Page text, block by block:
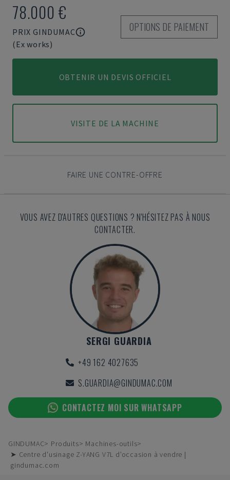
78.000 €
PRIX GINDUMAC
(Ex works)
OPTIONS DE PAIEMENT
OBTENIR UN DEVIS OFFICIEL
VISITE DE LA MACHINE
FAIRE UNE CONTRE-OFFRE
VOUS AVEZ D'AUTRES QUESTIONS ? N'HÉSITEZ PAS À NOUS
CONTACTER.
SERGI GUARDIA
+49 162 4027635
S.GUARDIA@GINDUMAC.COM
CONTACTEZ MOI SUR WHATSAPP
GINDUMAC Produits
Machines-outils
➤ Centre d'usinage Z-YANG V7L d'occasion à vendre |
gindumac.com